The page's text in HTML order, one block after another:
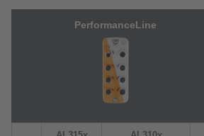
PerformanceLine